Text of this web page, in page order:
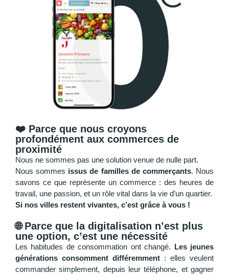
❤️ Parce que nous croyons
profondément aux commerces de
proximité
Nous ne sommes pas une solution venue de nulle part.
Nous sommes issus de familles de commerçants. Nous
savons ce que représente un commerce : des heures de
travail, une passion, et un rôle vital dans la vie d’un quartier.
Si nos villes restent vivantes, c’est grâce à vous !
🌐 Parce que la digitalisation n’est plus
une option, c’est une nécessité
Les habitudes de consommation ont changé. Les jeunes
générations consomment différemment : elles veulent
commander simplement, depuis leur téléphone, et gagner